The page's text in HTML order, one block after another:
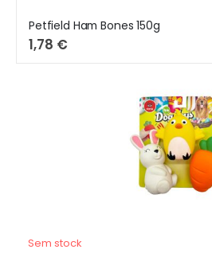
Petfield Ham Bones 150g
1,78 €
Sem stock